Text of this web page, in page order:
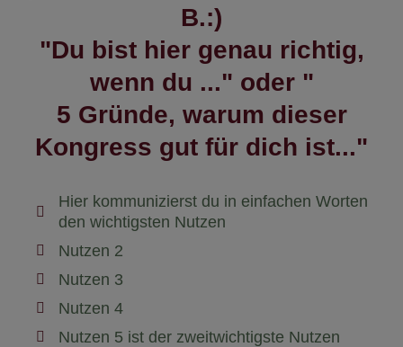
B.:)
"Du bist hier genau richtig,
wenn du ..." oder "
5 Gründe, warum dieser
Kongress gut für dich ist..."
Hier kommunizierst du in einfachen Worten
den wichtigsten Nutzen
Nutzen 2
Nutzen 3
Nutzen 4
Nutzen 5 ist der zweitwichtigste Nutzen